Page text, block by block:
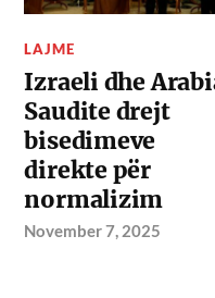
LAJME
Izraeli dhe
Saudite drejt
bisedimeve
direkte për
normalizim
November 7, 2025